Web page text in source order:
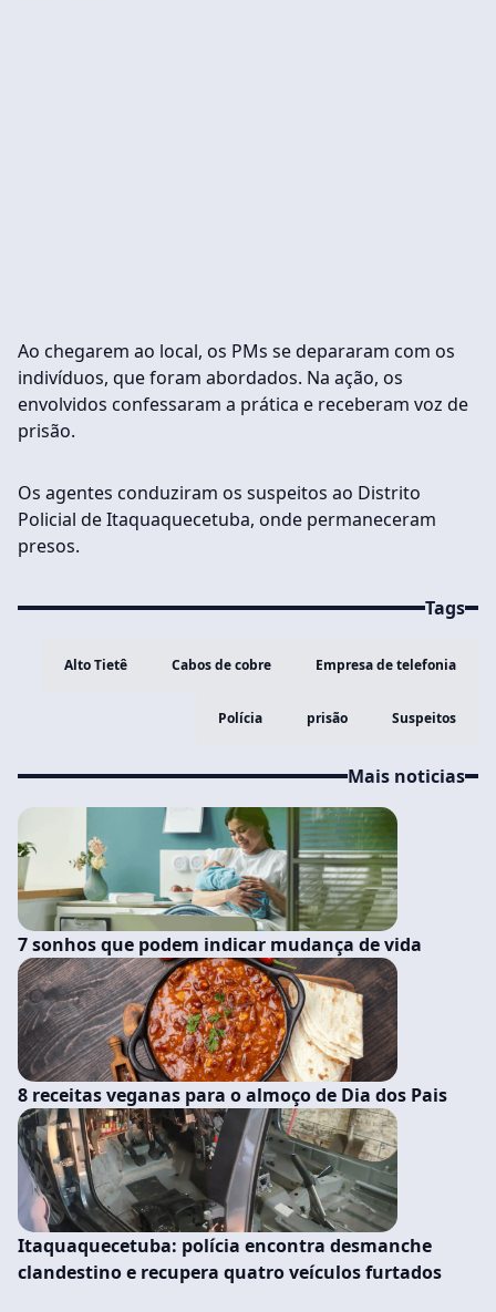
Ao chegarem ao local, os PMs se depararam com os
indivíduos, que foram abordados. Na ação, os
envolvidos confessaram a prática e receberam voz de
prisão.
Os agentes conduziram os suspeitos ao Distrito
Policial de Itaquaquecetuba, onde permaneceram
presos.
Tags
Alto Tietê Cabos de cobre Empresa de telefonia
Polícia prisão Suspeitos
Mais noticias
7 sonhos que podem indicar mudança de vida
8 receitas veganas para o almoço de Dia dos Pais
Itaquaquecetuba: polícia encontra desmanche
clandestino e recupera quatro veículos furtados